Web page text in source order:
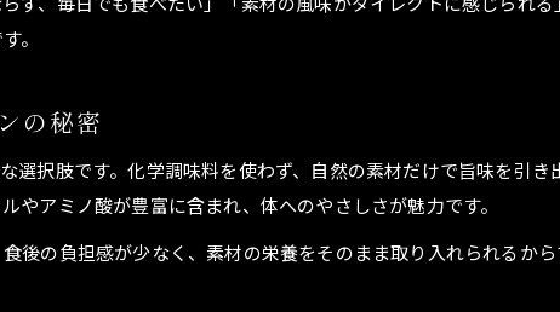
。
の秘密
選択肢です。化学調味料を使わず、自然の素材だけで旨味を引
やアミノ酸が豊富に含まれ、体へのやさしさが魅力です。
後の負担感が少なく、素材の栄養をそのまま取り入れられるか